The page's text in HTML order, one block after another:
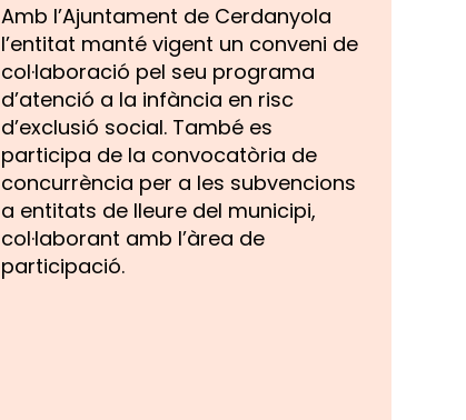
Amb l’Ajuntament de Cerdanyola
l’entitat manté vigent un conveni de
col·laboració pel seu programa
d’atenció a la infància en risc
d’exclusió social. També es
participa de la convocatòria de
concurrència per a les subvencions
a entitats de lleure del municipi,
col·laborant amb l’àrea de
participació.